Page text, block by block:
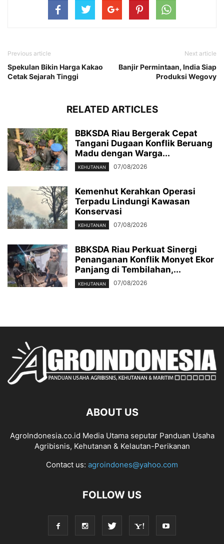
Previous article
Spekulan Bikin Harga Kakao
Cetak Sejarah Tinggi
Next article
Banjir Permintaan, India Siap
Produksi Wegovy
RELATED ARTICLES
BBKSDA Riau Bergerak Cepat
Tangani Dugaan Konflik Beruang
Madu dengan Warga...
KEHUTANAN 07/08/2026
Kemenhut Kerahkan Operasi
Terpadu Lindungi Kawasan
Konservasi
KEHUTANAN 07/08/2026
BBKSDA Riau Perkuat Sinergi
Penanganan Konflik Monyet Ekor
Panjang di Tembilahan,...
KEHUTANAN 07/08/2026
ABOUT US
AgroIndonesia.co.id Media Utama seputar Panduan Usaha
Agribisnis, Kehutanan & Kelautan-Perikanan
Contact us: agroindones@yahoo.com
FOLLOW US